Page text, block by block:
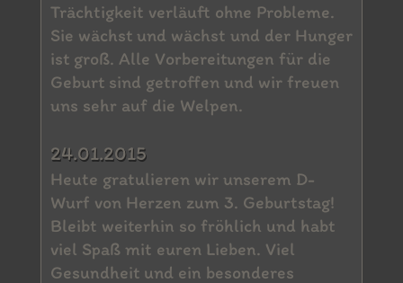
Trächtigkeit verläuft ohne Probleme.
Sie wächst und wächst und der Hunger
ist groß. Alle Vorbereitungen für die
Geburt sind getroffen und wir freuen
uns sehr auf die Welpen.
24.01.2015
Heute gratulieren wir unserem D-
Wurf von Herzen zum 3. Geburtstag!
Bleibt weiterhin so fröhlich und habt
viel Spaß mit euren Lieben. Viel
Gesundheit und ein besonderes